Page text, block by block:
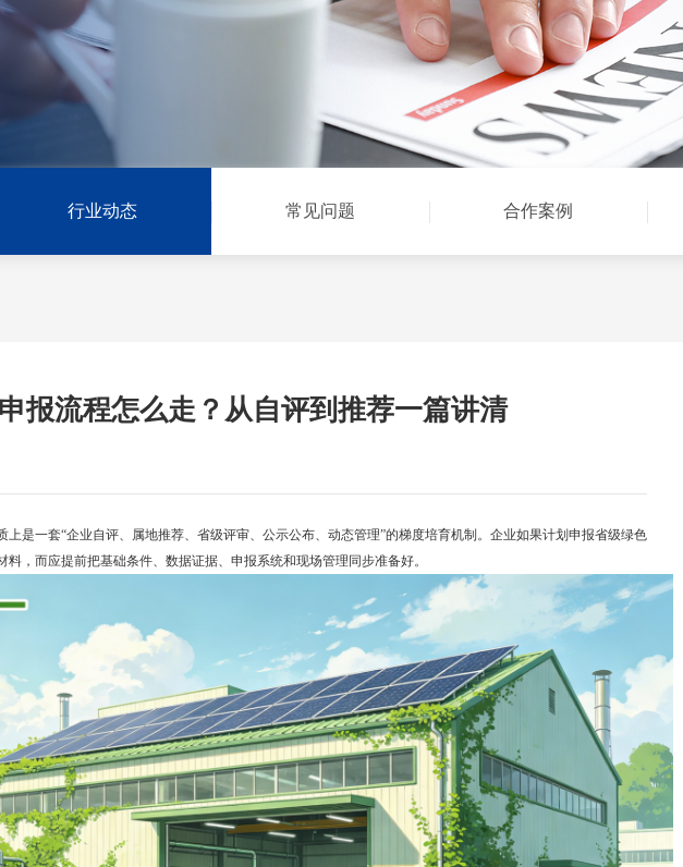
行业动态 常见问题 合作案例
报流程怎么走？从自评到推荐一篇讲清
上是一套“企业自评、属地推荐、省级评审、公示公布、动态管理”的梯度培育机制。企业如果计划申报省级绿色
，而应提前把基础条件、数据证据、申报系统和现场管理同步准备好。